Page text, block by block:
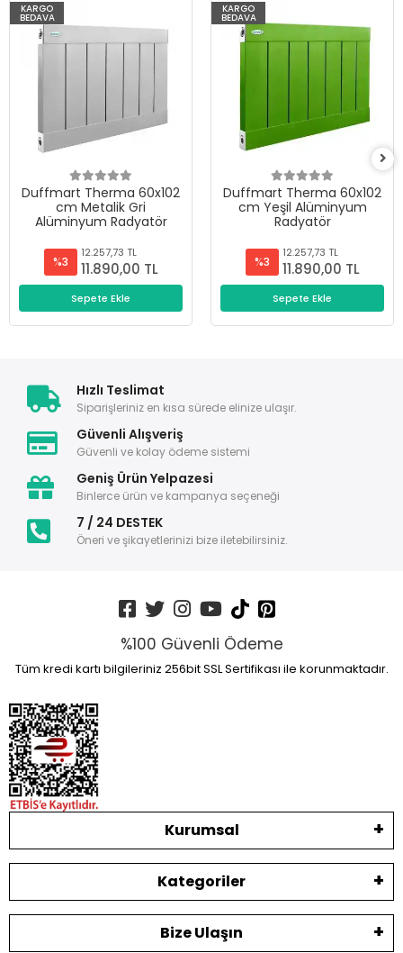
KARGO
BEDAVA
Duffmart Therma 60x102
cm Metalik Gri
Alüminyum Radyatör
%3
12.257,73 TL
11.890,00 TL
Sepete Ekle
KARGO
BEDAVA
Duffmart Therma 60x102
cm Yeşil Alüminyum
Radyatör
%3
12.257,73 TL
11.890,00 TL
Sepete Ekle
Hızlı Teslimat
Siparişleriniz en kısa sürede elinize ulaşır.
Güvenli Alışveriş
Güvenli ve kolay ödeme sistemi
Geniş Ürün Yelpazesi
Binlerce ürün ve kampanya seçeneği
7 / 24 DESTEK
Öneri ve şikayetlerinizi bize iletebilirsiniz.
%100 Güvenli Ödeme
Tüm kredi kartı bilgileriniz 256bit SSL Sertifikası ile korunmaktadır.
Kurumsal
Kategoriler
Bize Ulaşın